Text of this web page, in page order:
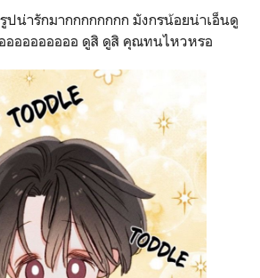
รูปน่ารักมากกกกกกกก มังกรน้อยน่าเอ็นดู
อออออออออ ดูสิ ดูสิ คุณทนไหวหรอ